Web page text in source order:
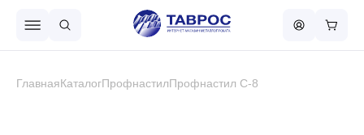
ГлавнаяКаталогПрофнастилПрофнастил С-8